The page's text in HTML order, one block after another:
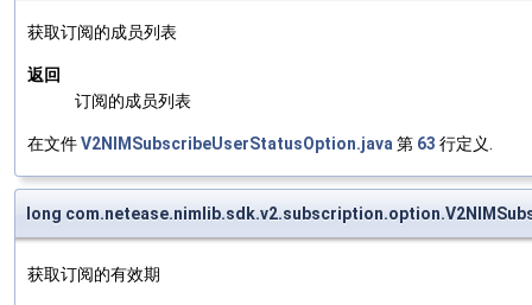
获取订阅的成员列表
返回
订阅的成员列表
在文件V2NIMSubscribeUserStatusOption.java 第 63 行定义.
long
获取订阅的有效期